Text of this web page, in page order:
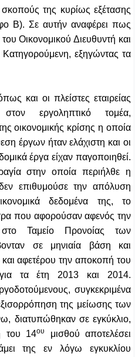
σκοπούς της κυρίως εξέτασης
Β). Σε αυτήν αναφέρει πως
Οικονομικού Διευθυντή και
εξηγώντας τα
και οι πλείστες εταιρείας
στον εργοληπτικό τομέα,
οικονομικής κρίσης η οποία
έργων ήταν ελάχιστη και οι
έργα είχαν παγοποιηθεί.
στην οποία περιήλθε η
επιθυμούσε την απόλυση
δεδομένα της, το
που αφορούσαν αφενός την
Ταμείο Προνοίας των
σε μηνιαία βάση και
αφετέρου την αποκοπή του
τα έτη 2013 και 2014.
συγκεκριμένα
της μείωσης των
διατυπώθηκαν σε εγκύκλιο,
του 14ου
μισθού αποτελέσει
της εν λόγω εγκυκλίου